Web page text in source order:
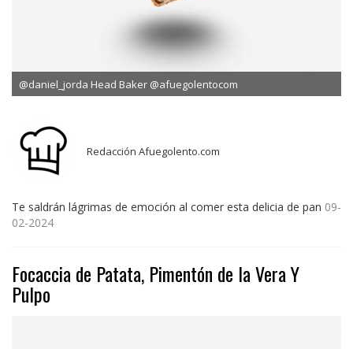
@daniel_jorda Head Baker @afuegolentocom
Redacción Afuegolento.com
Te saldrán lágrimas de emoción al comer esta delicia de pan 09-
02-2024
Focaccia de Patata, Pimentón de la Vera Y
Pulpo